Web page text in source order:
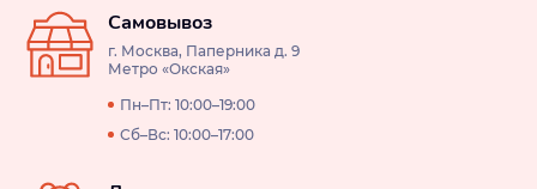
Самовывоз
г. Москва, Паперника д. 9
Метро «Окская»
Пн–Пт: 10:00–19:00
Сб–Вс: 10:00–17:00